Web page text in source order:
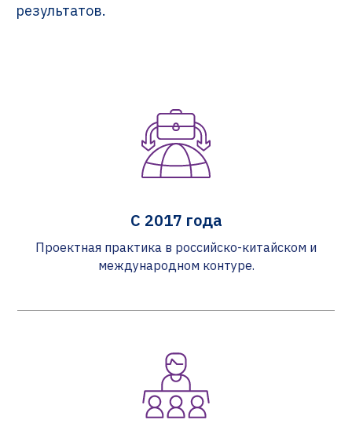
результатов.
С 2017 года
Проектная практика в российско-китайском и
международном контуре.